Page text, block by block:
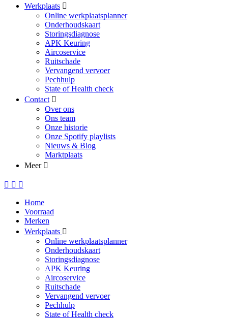
Werkplaats
Online werkplaatsplanner
Onderhoudskaart
Storingsdiagnose
APK Keuring
Aircoservice
Ruitschade
Vervangend vervoer
Pechhulp
State of Health check
Contact
Over ons
Ons team
Onze historie
Onze Spotify playlists
Nieuws & Blog
Marktplaats
Meer
Home
Voorraad
Merken
Werkplaats
Online werkplaatsplanner
Onderhoudskaart
Storingsdiagnose
APK Keuring
Aircoservice
Ruitschade
Vervangend vervoer
Pechhulp
State of Health check